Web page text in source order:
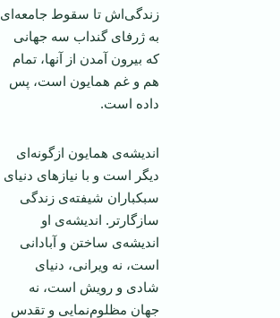
زندگی‌اش تا سقوط جامعه‌ای
به ژرفای گنداب سه جهانی
که بیرون آمدن از آنها، تمام
هم و غم همایون است، پس
داده است.
اندیشه‌ی همایون ازگونه‌ای
دیگر است و با نیازهای دنیای
سبکباران شیفته‌ی زندگی
سازگارتر. اندیشه‌ی او
اندیشه‌ی ساختن و آبادانی
است، نه ویرانی، دنیای
شادی و رویش است، نه
جهان مظلوم‌نمایی و تقدس